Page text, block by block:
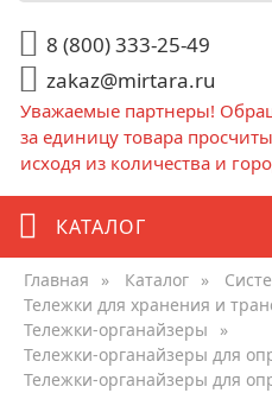
8 (800) 333-25-49
zakaz@mirtara.ru
Уважаемые партнеры!
за единицу товара
исходя из количества и
КАТАЛОГ
Главная » Каталог »
Тележки для хранения и
Тележки-органайзеры
»
Тележки-органайзеры для
Тележки-органайзеры для